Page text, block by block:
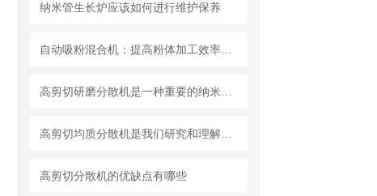
纳米管生长炉应该如何进行维护保养
高剪切分散机的优缺点有哪些